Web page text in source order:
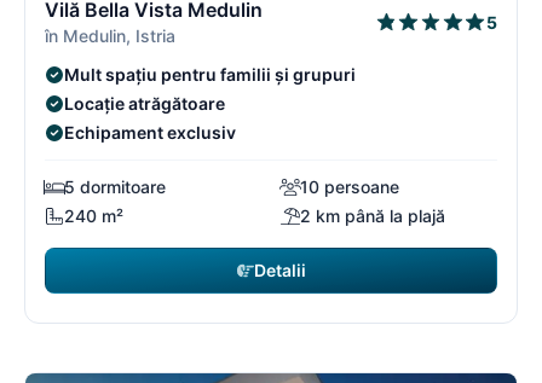
Vilă Bella Vista Medulin
în Medulin, Istria
5
Mult spațiu pentru familii și grupuri
Locație atrăgătoare
Echipament exclusiv
5 dormitoare
10 persoane
240 m²
2 km până la plajă
Detalii